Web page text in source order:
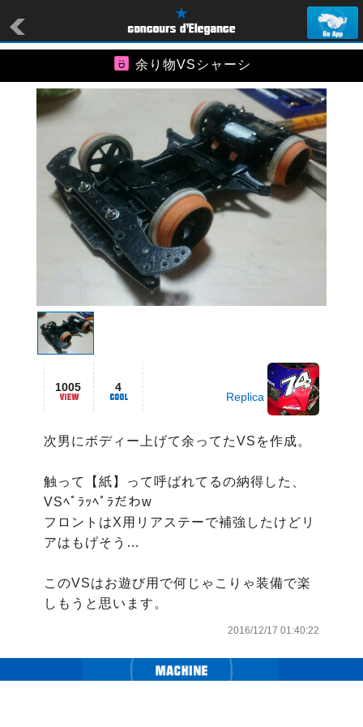
余り物VSシャーシ
1005 4
Replica
次男にボディー上げて余ってたVSを作成。
触って【紙】って呼ばれてるの納得した、
VSﾍﾟﾗｯﾍﾟﾗだわw
フロントはX用リアステーで補強したけどリ
アはもげそう…
このVSはお遊び用で何じゃこりゃ装備で楽
しもうと思います。
2016/12/17 01:40:22